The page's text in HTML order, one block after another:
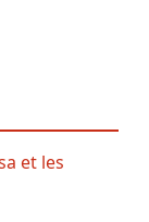
et les